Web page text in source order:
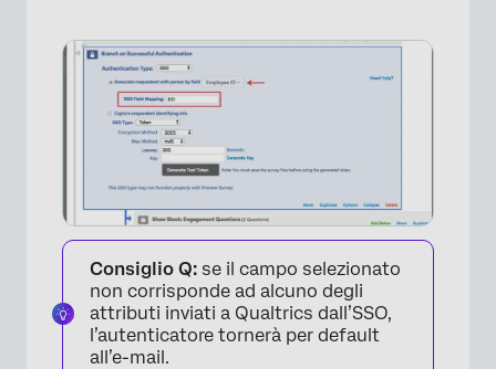
Consiglio Q: se il campo selezionato
non corrisponde ad alcuno degli
attributi inviati a Qualtrics dall’SSO,
l’autenticatore tornerà per default
all’e-mail.